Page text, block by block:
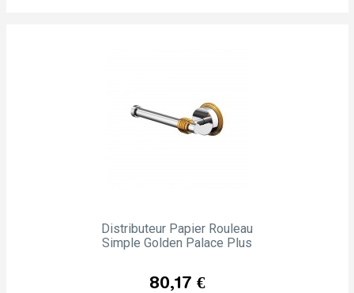
Distributeur Papier Rouleau
Simple Golden Palace Plus
Prix
80,17 €